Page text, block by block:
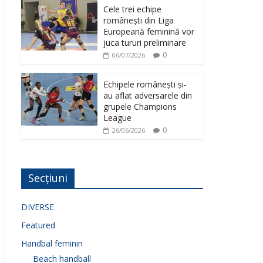
Cele trei echipe
românești din Liga
Europeană feminină vor
juca tururi preliminare
06/07/2026 0
Echipele românești și-
au aflat adversarele din
grupele Champions
League
26/06/2026 0
Secțiuni
DIVERSE
Featured
Handbal feminin
Beach handball